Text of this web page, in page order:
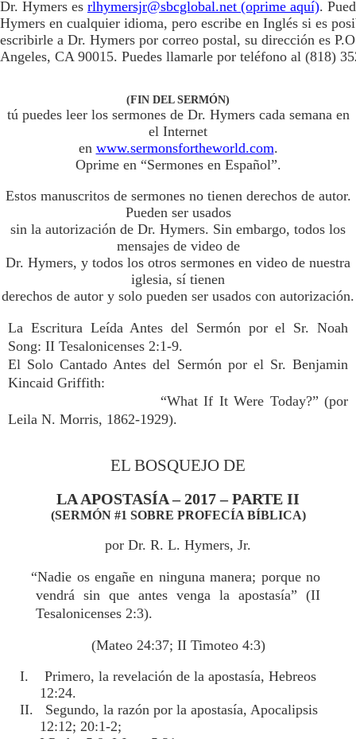
Dr. Hymers es rlhymersjr@sbcglobal.net (oprime aquí).
Hymers en cualquier idioma, pero escribe en Inglés si es
escribirle a Dr. Hymers por correo postal, su dirección es
Angeles, CA 90015. Puedes llamarle por teléfono al (818)
(FIN DEL SERMÓN)
tú puedes leer los sermones de Dr. Hymers cada semana en
el Internet
en www.sermonsfortheworld.com.
Oprime en “Sermones en Español”.
Estos manuscritos de sermones no tienen derechos de autor.
Pueden ser usados
sin la autorización de Dr. Hymers. Sin embargo, todos los
mensajes de video de
Dr. Hymers, y todos los otros sermones en video de nuestra
iglesia, sí tienen
derechos de autor y solo pueden ser usados con autorización.
La Escritura Leída Antes del Sermón por el Sr. Noah
Song: II Tesalonicenses 2:1-9.
El Solo Cantado Antes del Sermón por el Sr. Benjamin
Kincaid Griffith:
“What If It Were Today?” (por
Leila N. Morris, 1862-1929).
EL BOSQUEJO DE
LA APOSTASÍA – 2017 – PARTE II
(SERMÓN #1 SOBRE PROFECÍA BÍBLICA)
por Dr. R. L. Hymers, Jr.
“Nadie os engañe en ninguna manera; porque no
vendrá sin que antes venga la apostasía” (II
Tesalonicenses 2:3).
(Mateo 24:37; II Timoteo 4:3)
I. Primero, la revelación de la apostasía, Hebreos
12:24.
II. Segundo, la razón por la apostasía, Apocalipsis
12:12; 20:1-2;